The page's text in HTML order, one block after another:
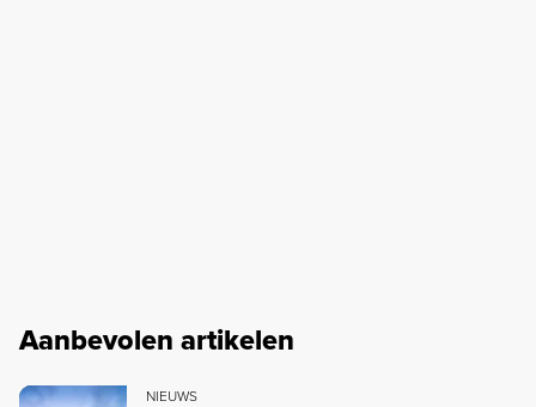
Aanbevolen artikelen
NIEUWS